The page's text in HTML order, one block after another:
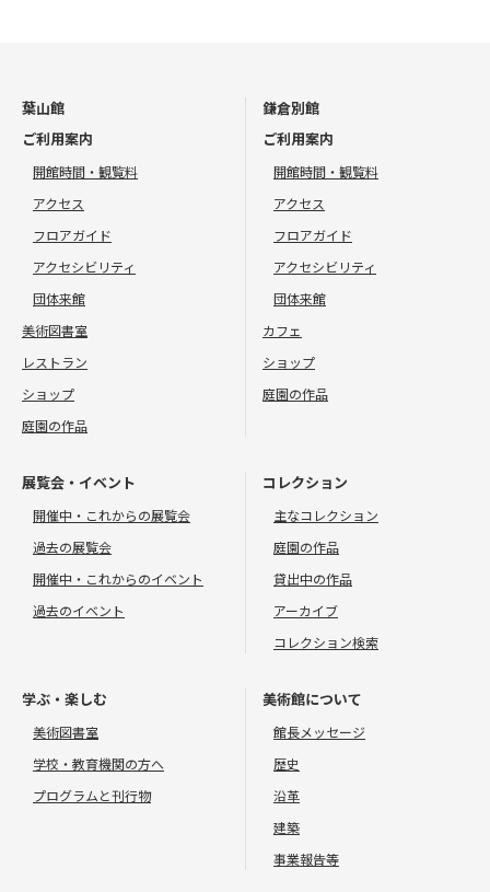
葉山館
ご利用案内
開館時間・観覧料
アクセス
フロアガイド
アクセシビリティ
団体来館
美術図書室
レストラン
ショップ
庭園の作品
鎌倉別館
ご利用案内
開館時間・観覧料
アクセス
フロアガイド
アクセシビリティ
団体来館
カフェ
ショップ
庭園の作品
展覧会・イベント
開催中・これからの展覧会
過去の展覧会
開催中・これからのイベント
過去のイベント
コレクション
主なコレクション
庭園の作品
貸出中の作品
アーカイブ
コレクション検索
学ぶ・楽しむ
美術図書室
学校・教育機関の方へ
プログラムと刊行物
美術館について
館長メッセージ
歴史
沿革
建築
事業報告等